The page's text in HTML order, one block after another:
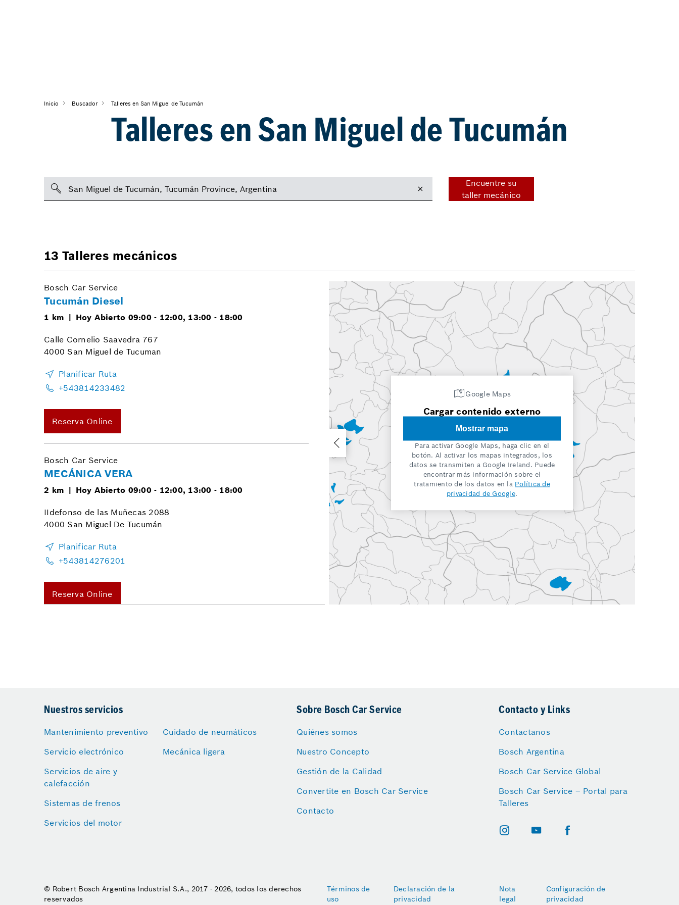
Inicio Buscador Talleres en San Miguel de Tucumán
Talleres en San Miguel de Tucumán
Nuestros servicios
Mantenimiento preventivo
Servicio electrónico
Servicios de aire y
calefacción
Sistemas de frenos
Servicios del motor
Cuidado de neumáticos
Mecánica ligera
Sobre Bosch Car Service
Quiénes somos
Nuestro Concepto
Gestión de la Calidad
Convertite en Bosch Car Service
Contacto
Contacto y Links
Contactanos
Bosch Argentina
Bosch Car Service Global
Bosch Car Service – Portal para
Talleres
© Robert Bosch Argentina Industrial S.A., 2017 - 2026, todos los derechos
reservados
Términos de
uso
Declaración de la
privacidad
Nota
legal
Configuración de
privacidad